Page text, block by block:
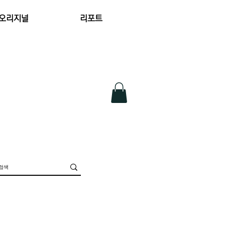
리지널 리포트